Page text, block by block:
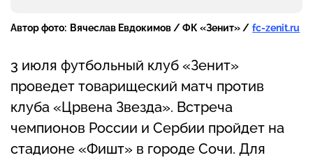
Автор фото: Вячеслав Евдокимов / ФК «Зенит» / fc-zenit.ru
3 июля футбольный клуб «Зенит»
проведет товарищеский матч против
клуба «Црвена Звезда». Встреча
чемпионов России и Сербии пройдет на
стадионе «Фишт» в городе Сочи. Для